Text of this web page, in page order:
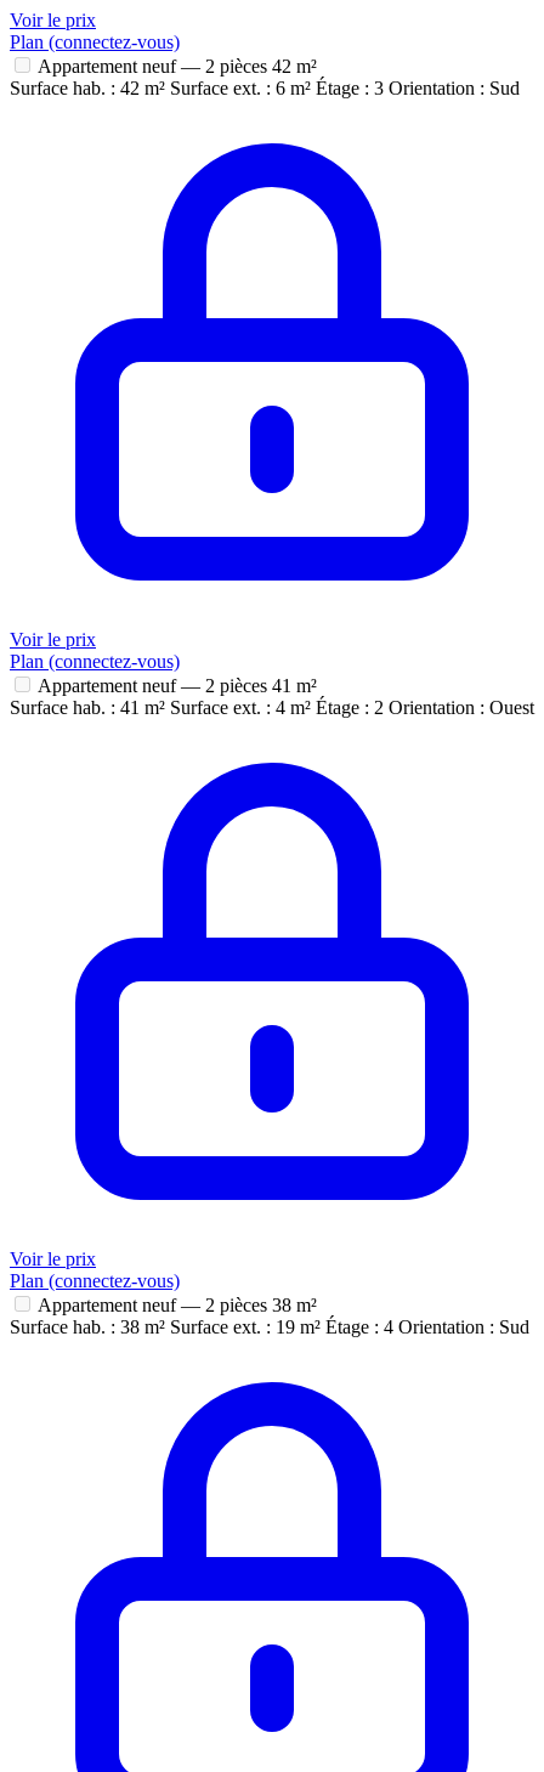
Voir le prix
Plan (connectez-vous)
Appartement neuf — 2 pièces 42 m²
Surface hab. : 42 m² Surface ext. : 6 m² Étage : 3 Orientation : Sud
Voir le prix
Plan (connectez-vous)
Appartement neuf — 2 pièces 41 m²
Surface hab. : 41 m² Surface ext. : 4 m² Étage : 2 Orientation : Ouest
Voir le prix
Plan (connectez-vous)
Appartement neuf — 2 pièces 38 m²
Surface hab. : 38 m² Surface ext. : 19 m² Étage : 4 Orientation : Sud